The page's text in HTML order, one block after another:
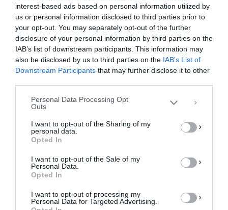
interest-based ads based on personal information utilized by
us or personal information disclosed to third parties prior to
your opt-out. You may separately opt-out of the further
disclosure of your personal information by third parties on the
IAB’s list of downstream participants. This information may
also be disclosed by us to third parties on the IAB’s List of
Downstream Participants that may further disclose it to other
Personal Data Processing Opt
Outs
I want to opt-out of the Sharing of my
personal data.
Opted In
I want to opt-out of the Sale of my
Personal Data.
Opted In
I want to opt-out of processing my
Personal Data for Targeted Advertising.
Διαχείριση Συγκατάθεσης
Για να παρέχουμε την καλύτερη εμπειρία, χρησιμοποιούμε τεχνολογίες όπως
cookies για την αποθήκευση ή/και την πρόσβαση σε πληροφορίες συσκευών.
Η συγκατάθεση για τις εν λόγω τεχνολογίες θα μας επιτρέψει να
επεξεργαστούμε δεδομένα προσωπικού χαρακτήρα, όπως συμπεριφορά
περιήγησης ή μοναδικά αναγνωριστικά σε αυτόν τον ιστότοπο. Η μη
συγκατάθεση ή η ανάκληση της συγκατάθεσης, μπορεί να επηρεάσει
αρνητικά ορισμένες λειτουργίες και δυνατότητες.
ΠΡΟΒΟΛΉ ΠΡΟΤΙΜΉΣΕΩΝ
Πολιτική Cookies